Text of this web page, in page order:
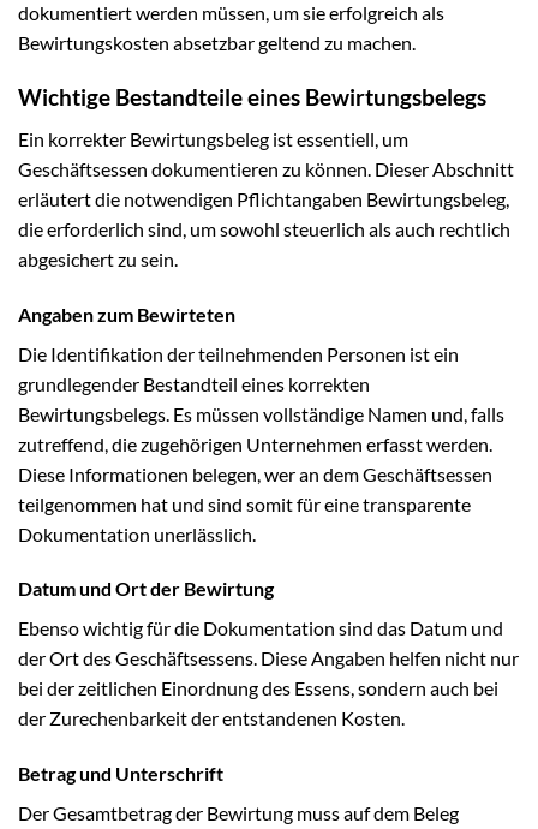
dokumentiert werden müssen, um sie erfolgreich als
Bewirtungskosten absetzbar geltend zu machen.
Wichtige Bestandteile eines Bewirtungsbelegs
Ein korrekter Bewirtungsbeleg ist essentiell, um
Geschäftsessen dokumentieren zu können. Dieser Abschnitt
erläutert die notwendigen Pflichtangaben Bewirtungsbeleg,
die erforderlich sind, um sowohl steuerlich als auch rechtlich
abgesichert zu sein.
Angaben zum Bewirteten
Die Identifikation der teilnehmenden Personen ist ein
grundlegender Bestandteil eines korrekten
Bewirtungsbelegs. Es müssen vollständige Namen und, falls
zutreffend, die zugehörigen Unternehmen erfasst werden.
Diese Informationen belegen, wer an dem Geschäftsessen
teilgenommen hat und sind somit für eine transparente
Dokumentation unerlässlich.
Datum und Ort der Bewirtung
Ebenso wichtig für die Dokumentation sind das Datum und
der Ort des Geschäftsessens. Diese Angaben helfen nicht nur
bei der zeitlichen Einordnung des Essens, sondern auch bei
der Zurechenbarkeit der entstandenen Kosten.
Betrag und Unterschrift
Der Gesamtbetrag der Bewirtung muss auf dem Beleg